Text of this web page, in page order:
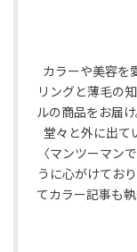
カラーや美容を
リングと薄毛の
ルの商品をお届
堂々と外に出て
〈マンツーマン
うに心がけてお
てカラー記事も